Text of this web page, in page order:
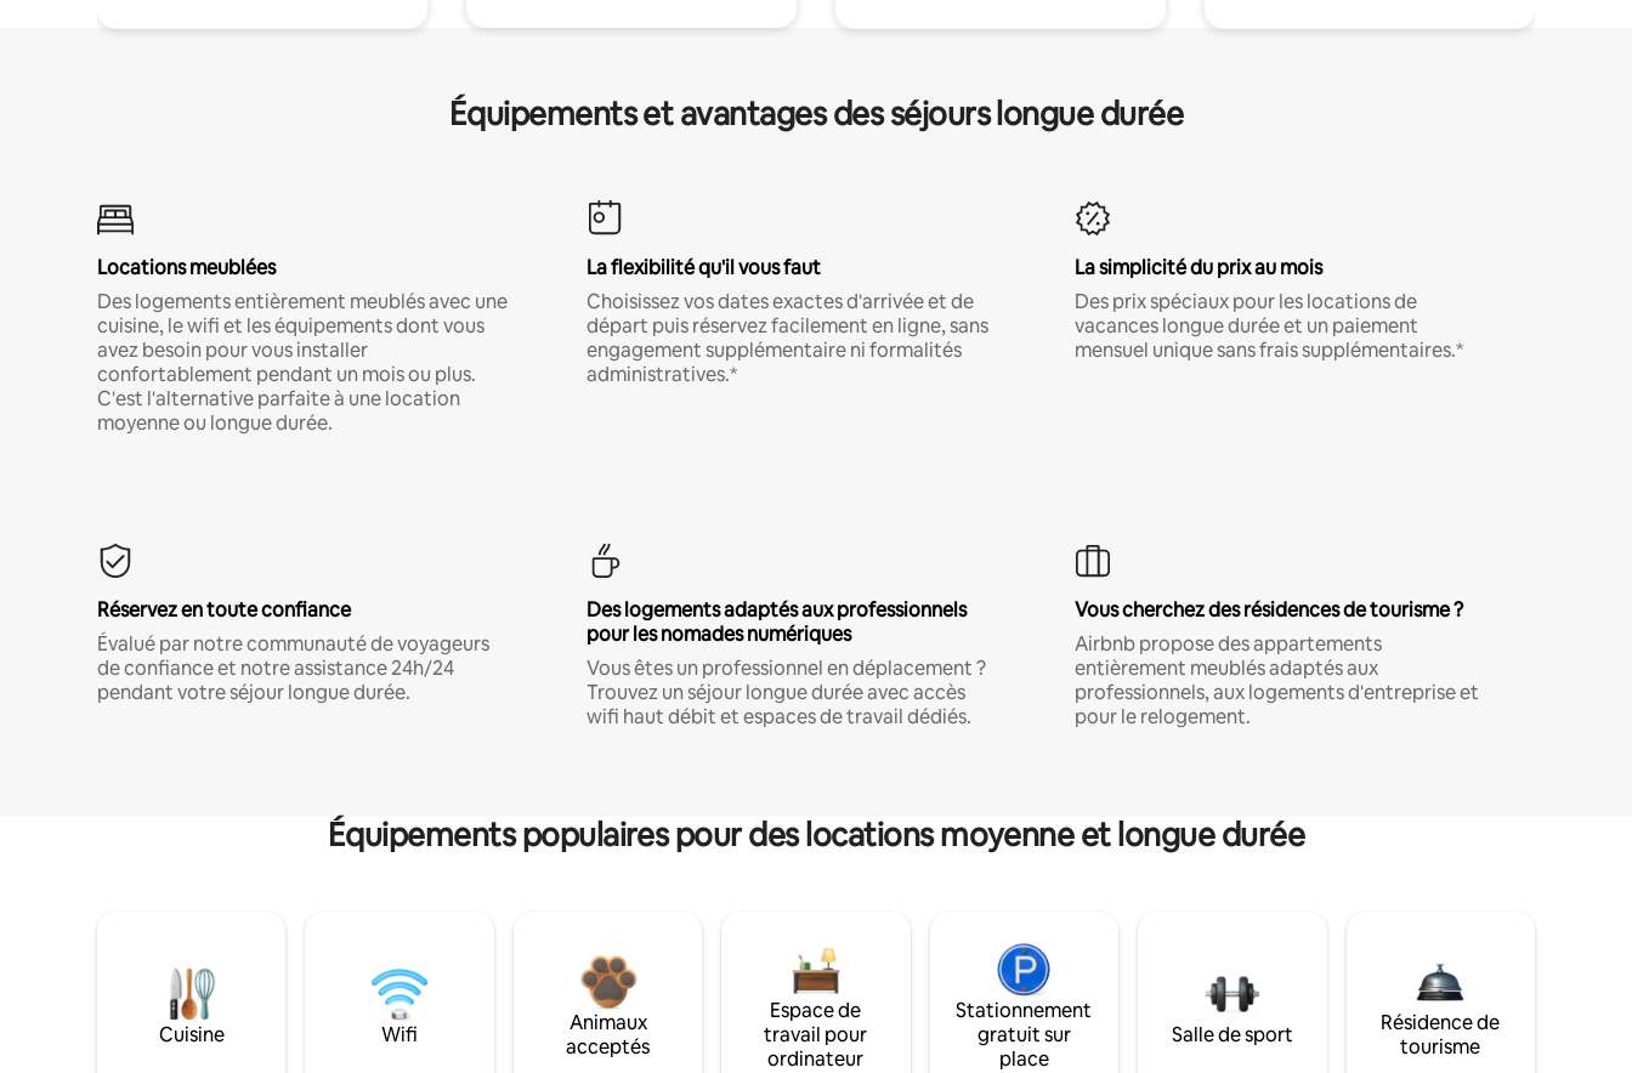
Équipements et avantages des séjours longue durée
Locations meublées
Des logements entièrement meublés avec une
cuisine, le wifi et les équipements dont vous
avez besoin pour vous installer
confortablement pendant un mois ou plus.
C'est l'alternative parfaite à une location
moyenne ou longue durée.
La flexibilité qu'il vous faut
Choisissez vos dates exactes d'arrivée et de
départ puis réservez facilement en ligne, sans
engagement supplémentaire ni formalités
administratives.*
La simplicité du prix au mois
Des prix spéciaux pour les locations de
vacances longue durée et un paiement
mensuel unique sans frais supplémentaires.*
Réservez en toute confiance
Évalué par notre communauté de voyageurs
de confiance et notre assistance 24h/24
pendant votre séjour longue durée.
Des logements adaptés aux professionnels
pour les nomades numériques
Vous êtes un professionnel en déplacement ?
Trouvez un séjour longue durée avec accès
wifi haut débit et espaces de travail dédiés.
Vous cherchez des résidences de tourisme ?
Airbnb propose des appartements
entièrement meublés adaptés aux
professionnels, aux logements d'entreprise et
pour le relogement.
Équipements populaires pour des locations moyenne et longue durée
Cuisine Wifi
Animaux
acceptés
Espace de
travail pour
ordinateur
Stationnement
gratuit sur
place
Salle de sport
Résidence de
tourisme